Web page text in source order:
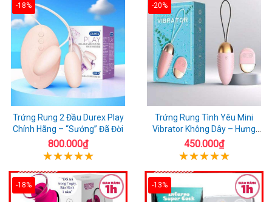
-18%
Trứng Rung 2 Đầu Durex Play
Chính Hãng – “Sướng” Đã Đời
800.000₫
-20%
Trứng Rung Tình Yêu Mini
Vibrator Không Dây – Hưng
Phấn Mọi Nơi
450.000₫
-18% -13%